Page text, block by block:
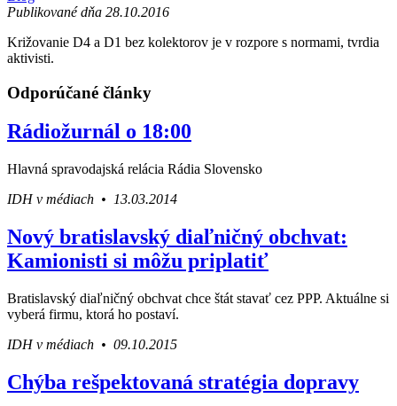
Publikované dňa 28.10.2016
Križovanie D4 a D1 bez kolektorov je v rozpore s normami, tvrdia
aktivisti.
Odporúčané články
Rádiožurnál o 18:00
Hlavná spravodajská relácia Rádia Slovensko
IDH v médiach • 13.03.2014
Nový bratislavský diaľničný obchvat:
Kamionisti si môžu priplatiť
Bratislavský diaľničný obchvat chce štát stavať cez PPP. Aktuálne si
vyberá firmu, ktorá ho postaví.
IDH v médiach • 09.10.2015
Chýba rešpektovaná stratégia dopravy